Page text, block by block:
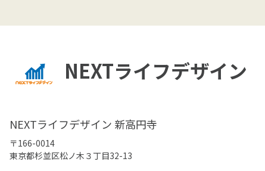
NEXTライフデザイン
NEXTライフデザイン 新高円寺
〒166-0014
東京都杉並区松ノ木３丁目32-13